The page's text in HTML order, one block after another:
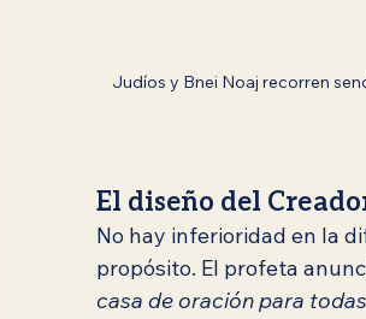
Judíos y Bnei Noaj recorren
El diseño del
No hay inferioridad en la
propósito. El profeta
casa de oración para